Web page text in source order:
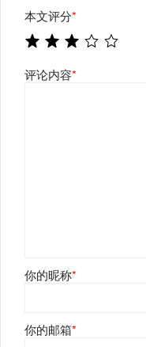
本文评分*
评论内容*
你的昵称*
你的邮箱*